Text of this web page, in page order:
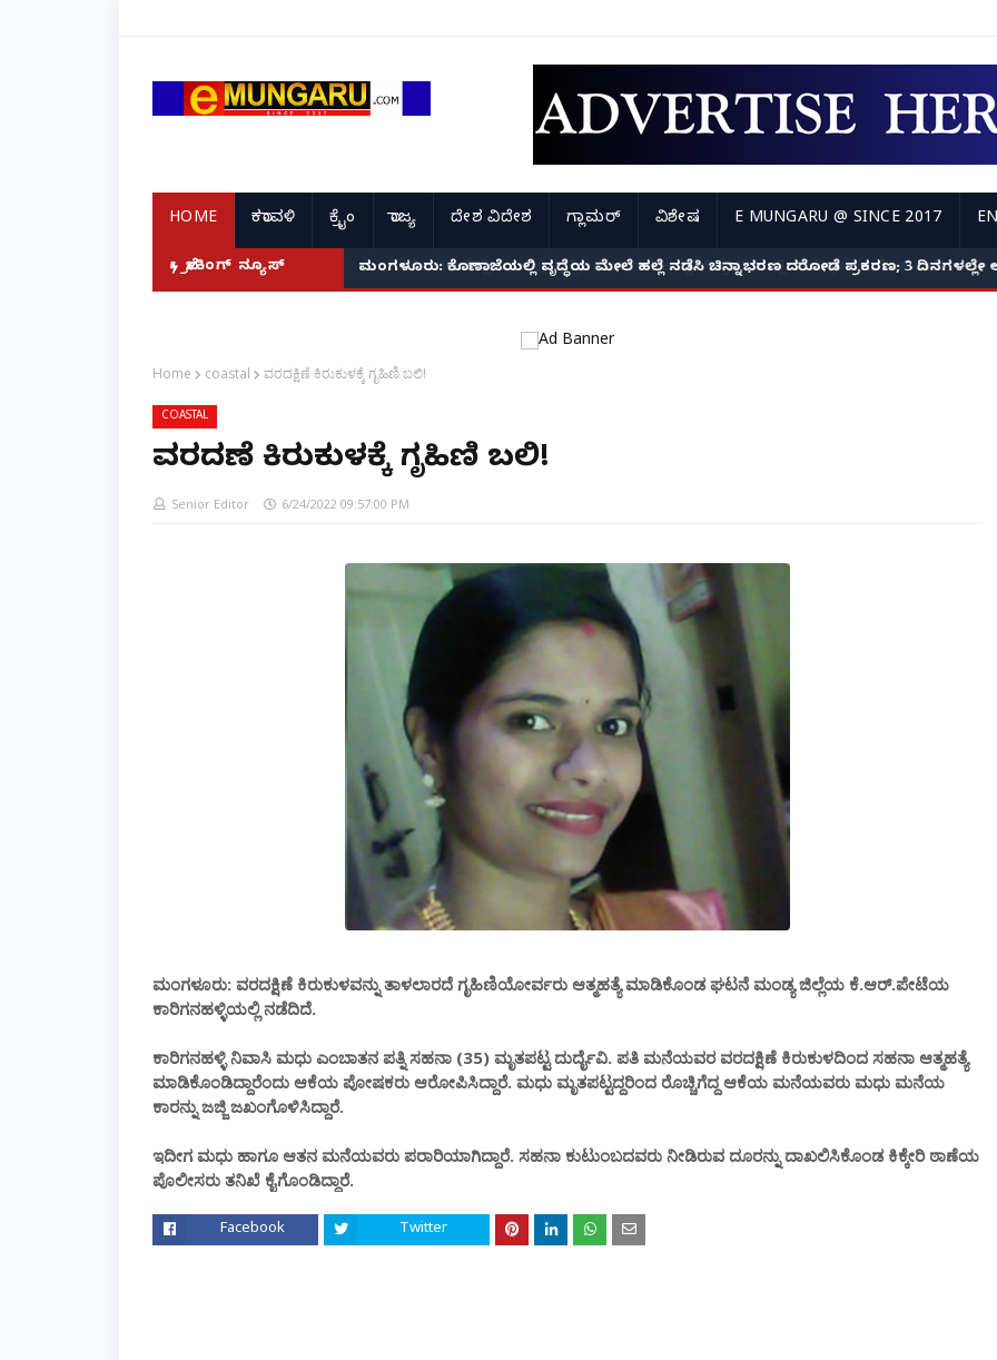
HOME ಕರಾವಳಿ ಕ್ರೈಂ ರಾಜ್ಯ ದೇಶ ವಿದೇಶ ಗ್ಲಾಮರ್ ವಿಶೇಷ E MUNGARU @ SINCE 2017
ಬ್ರೇಕಿಂಗ್ ನ್ಯೂಸ್ ಮಂಗಳೂರು: ಕೊಣಾಜೆಯಲ್ಲಿ ವೃದ್ಧೆಯ ಮೇಲೆ ಹಲ್ಲೆ ನಡೆಸಿ ಚಿನ್ನಾಭರಣ ದರೋಡೆ ಪ್ರಕರಣ; 3
Home coastal ವರದಕ್ಷಿಣೆ ಕಿರುಕುಳಕ್ಕೆ ಗೃಹಿಣಿ ಬಲಿ!
COASTAL
ವರದಕ್ಷಿಣೆ ಕಿರುಕುಳಕ್ಕೆ ಗೃಹಿಣಿ ಬಲಿ!
Senior Editor 6/24/2022 09:57:00 PM
ಮಂಗಳೂರು: ವರದಕ್ಷಿಣೆ ಕಿರುಕುಳವನ್ನು ತಾಳಲಾರದೆ ಗೃಹಿಣಿಯೋರ್ವರು ಆತ್ಮಹತ್ಯೆ ಮಾಡಿಕೊಂಡ ಘಟನೆ ಮಂಡ್ಯ ಜಿಲ್ಲೆಯ ಕೆ.ಆರ್.ಪೇಟೆಯ
ಕಾರಿಗನಹಳ್ಳಿಯಲ್ಲಿ ನಡೆದಿದೆ.
ಕಾರಿಗನಹಳ್ಳಿ ನಿವಾಸಿ ಮಧು ಎಂಬಾತನ ಪತ್ನಿ ಸಹನಾ (35) ಮೃತಪಟ್ಟ ದುರ್ದೈವಿ. ಪತಿ ಮನೆಯವರ ವರದಕ್ಷಿಣೆ ಕಿರುಕುಳದಿಂದ ಸಹನಾ ಆತ್ಮಹತ್ಯೆ
ಮಾಡಿಕೊಂಡಿದ್ದಾರೆಂದು ಆಕೆಯ ಪೋಷಕರು ಆರೋಪಿಸಿದ್ದಾರೆ. ಮಧು ಮೃತಪಟ್ಟದ್ದರಿಂದ ರೊಚ್ಚಿಗೆದ್ದ ಆಕೆಯ ಮನೆಯವರು ಮಧು ಮನೆಯ
ಕಾರನ್ನು ಜಜ್ಜಿ ಜಖಂಗೊಳಿಸಿದ್ದಾರೆ.
ಇದೀಗ ಮಧು ಹಾಗೂ ಆತನ ಮನೆಯವರು ಪರಾರಿಯಾಗಿದ್ದಾರೆ. ಸಹನಾ ಕುಟುಂಬದವರು ನೀಡಿರುವ ದೂರನ್ನು ದಾಖಲಿಸಿಕೊಂಡ ಕಿಕ್ಕೇರಿ ಠಾಣೆಯ
ಪೊಲೀಸರು ತನಿಖೆ ಕೈಗೊಂಡಿದ್ದಾರೆ.
Facebook Twitter